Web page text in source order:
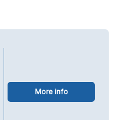
More info